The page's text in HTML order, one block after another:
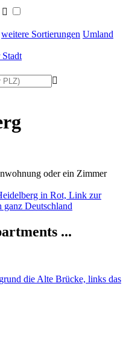

weitere Sortierungen Umland

oder ein Zimmer
...